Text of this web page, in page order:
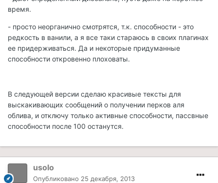
время.
- просто неорганично смотрятся, т.к. способности - это
редкость в ванили, а я все таки стараюсь в своих плагинах
ее придерживаться. Да и некоторые придуманные
способности откровенно плоховаты.
В следующей версии сделаю красивые тексты для
выскакивающих сообщений о получении перков аля
облива, и отключу только активные способности, пассвные
способности после 100 останутся.
usolo
Опубликовано 25 декабря, 2013